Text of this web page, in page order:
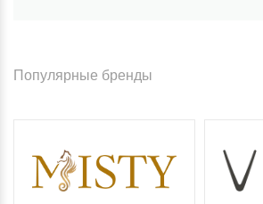
Популярные бренды